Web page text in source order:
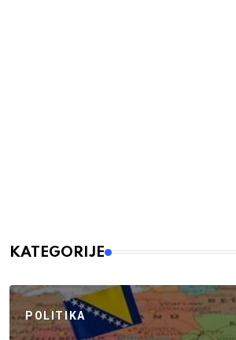
KATEGORIJE
POLITIKA